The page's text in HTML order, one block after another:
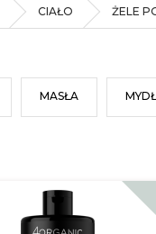
CIAŁO ŻELE
MASŁA